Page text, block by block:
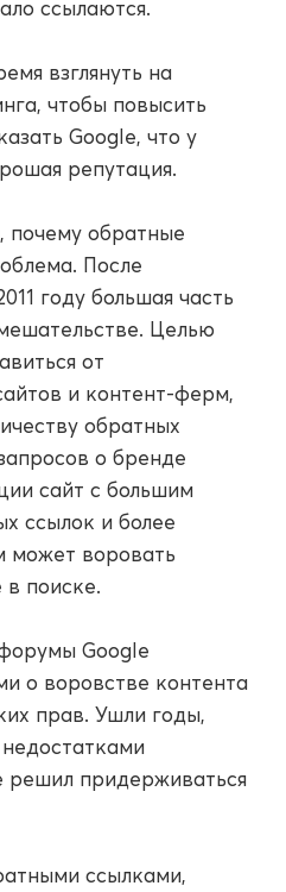
ссылаются.
взглянуть на
чтобы повысить
Google, что у
репутация.
почему обратные
После
году большая часть
Целью
от
и контент-ферм,
обратных
о бренде
сайт с большим
ссылок и более
может воровать
поиске.
Google
о воровстве контента
прав. Ушли годы,
решил придерживаться
ссылками,